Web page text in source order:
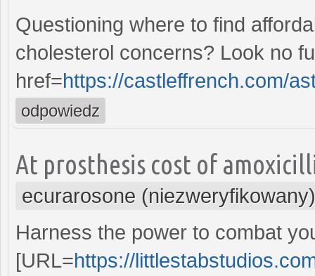
Questioning where to find
cholesterol concerns? Look no
href=https://castleffrench.com/
odpowiedz
At prosthesis cost of
ecurarosone (niezweryfikowany)
Harness the power to combat
[URL=https://